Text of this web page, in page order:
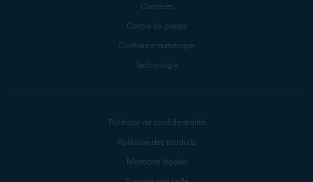
Carrières
Centre de presse
Confiance numérique
Technologie
Politique de confidentialité
Politique des produits
Mentions légales